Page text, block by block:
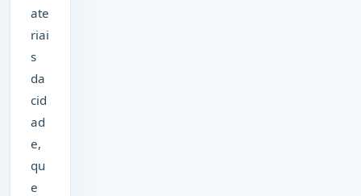
ate
riai
s
da
cid
ad
e,
qu
e